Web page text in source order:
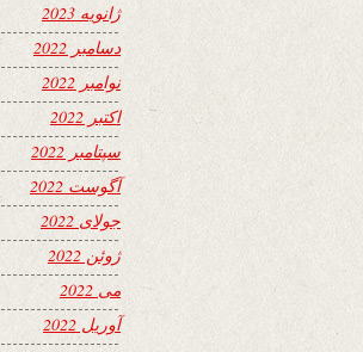
ژانویه 2023
دسامبر 2022
نوامبر 2022
اکتبر 2022
سپتامبر 2022
آگوست 2022
جولای 2022
ژوئن 2022
می 2022
آوریل 2022